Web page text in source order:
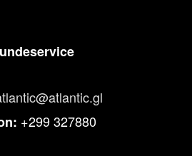
+299 327880